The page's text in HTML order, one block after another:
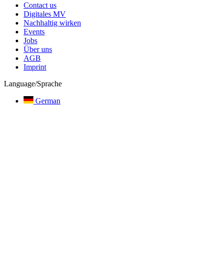
Contact us
Digitales MV
Nachhaltig wirken
Events
Jobs
Über uns
AGB
Imprint
Language/Sprache
German